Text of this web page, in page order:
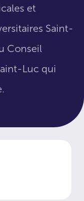
et
Saint-
Conseil
Luc qui